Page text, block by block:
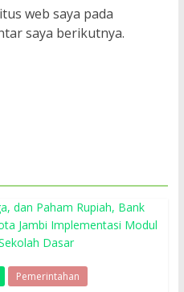
web saya pada
saya berikutnya.
Pemerintahan